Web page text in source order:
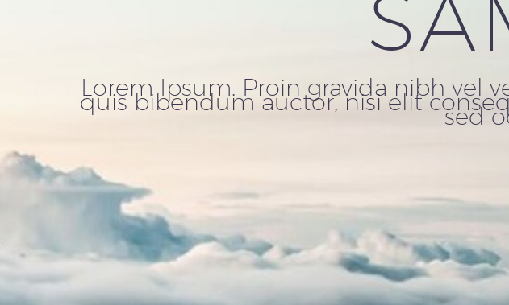
Lorem Ipsum. Proin gravida nibh vel
quis bibendum auctor, nisi elit
sed